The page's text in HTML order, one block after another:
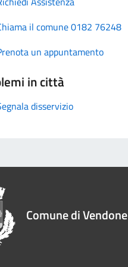
il comune 0182 76248
un appuntamento
in città
disservizio
Comune di Vendone